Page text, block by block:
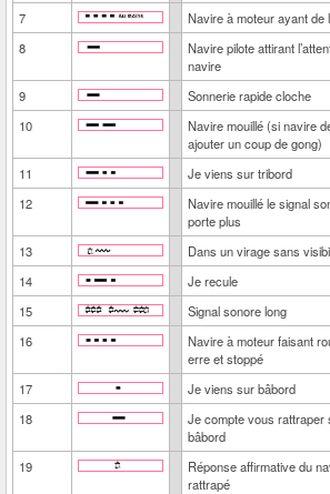
7
Navire à moteur ayant de
8
Navire pilote attirant
navire
9
Sonnerie rapide cloche
10
Navire mouillé (si navire
ajouter un coup de gong)
11
Je viens sur tribord
12
Navire mouillé le signal
porte plus
13
Dans un virage sans
14
Je recule
15
Signal sonore long
16
Navire à moteur faisant
erre et stoppé
17
Je viens sur bâbord
18
Je compte vous rattraper
bâbord
19
Réponse affirmative du
rattrapé